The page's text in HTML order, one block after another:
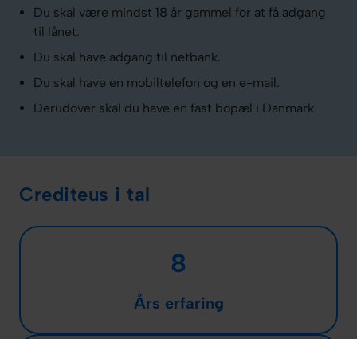
Du skal være mindst 18 år gammel for at få adgang
til lånet.
Du skal have adgang til netbank.
Du skal have en mobiltelefon og en e-mail.
Derudover skal du have en fast bopæl i Danmark.
Crediteus i tal
8
Års erfaring